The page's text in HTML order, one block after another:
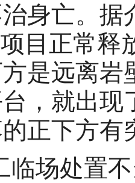
身亡。据
目正常
是远离岩
，就出
正下方有
临场处置